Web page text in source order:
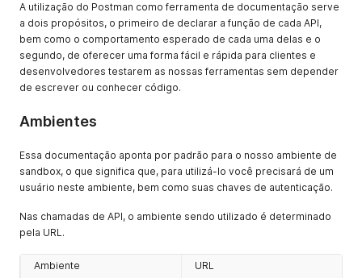
A utilização do Postman como ferramenta de documentação serve
a dois propósitos, o primeiro de declarar a função de cada API,
bem como o comportamento esperado de cada uma delas e o
segundo, de oferecer uma forma fácil e rápida para clientes e
desenvolvedores testarem as nossas ferramentas sem depender
de escrever ou conhecer código.
Ambientes
Essa documentação aponta por padrão para o nosso ambiente de
sandbox, o que significa que, para utilizá-lo você precisará de um
usuário neste ambiente, bem como suas chaves de autenticação.
Nas chamadas de API, o ambiente sendo utilizado é determinado
pela URL.
Ambiente URL